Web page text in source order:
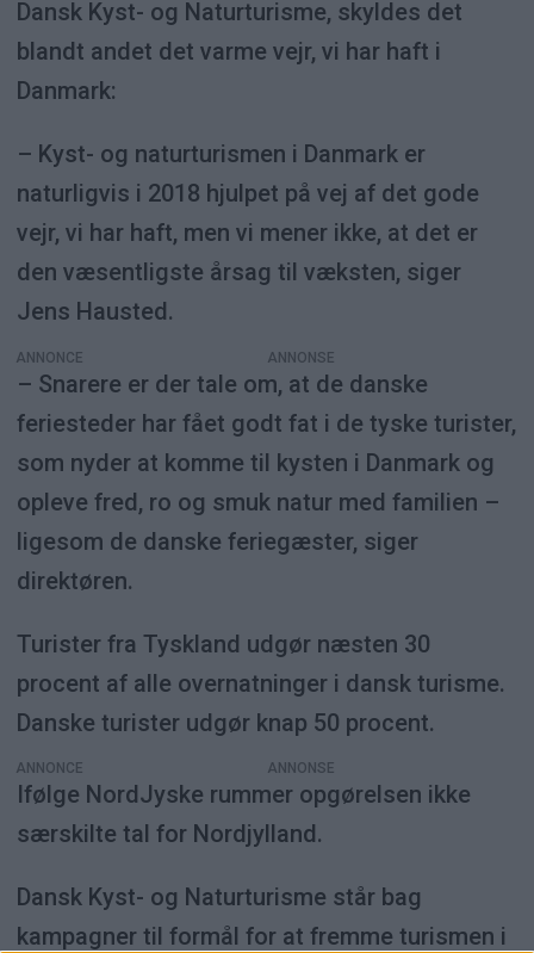
Dansk Kyst- og Naturturisme, skyldes det
blandt andet det varme vejr, vi har haft i
Danmark:
– Kyst- og naturturismen i Danmark er
naturligvis i 2018 hjulpet på vej af det gode
vejr, vi har haft, men vi mener ikke, at det er
den væsentligste årsag til væksten, siger
Jens Hausted.
ANNONCE
– Snarere er der tale om, at de danske
feriesteder har fået godt fat i de tyske turister,
som nyder at komme til kysten i Danmark og
opleve fred, ro og smuk natur med familien –
ligesom de danske feriegæster, siger
direktøren.
Turister fra Tyskland udgør næsten 30
procent af alle overnatninger i dansk turisme.
Danske turister udgør knap 50 procent.
ANNONCE
Ifølge NordJyske rummer opgørelsen ikke
særskilte tal for Nordjylland.
Dansk Kyst- og Naturturisme står bag
kampagner til formål for at fremme turismen i